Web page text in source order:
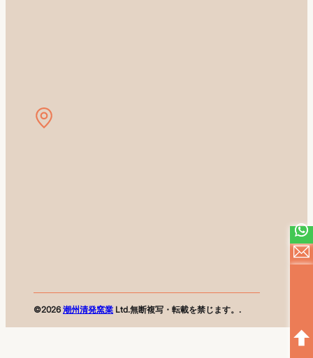
©2026 潮州清発窯業 Ltd.無断複写・転載を禁じます。.